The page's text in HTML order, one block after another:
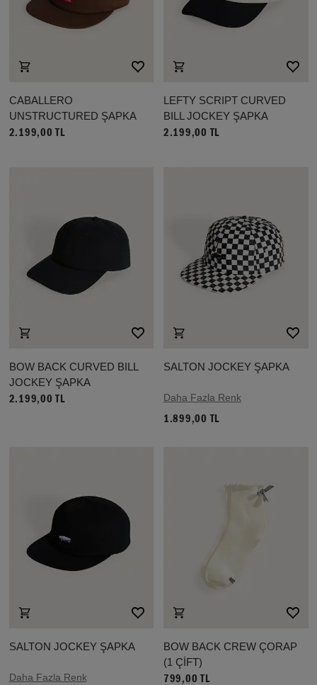
CABALLERO
UNSTRUCTURED ŞAPKA
2.199,00 TL
LEFTY SCRIPT CURVED
BILL JOCKEY ŞAPKA
2.199,00 TL
BOW BACK CURVED BILL
JOCKEY ŞAPKA
2.199,00 TL
SALTON JOCKEY ŞAPKA
Daha Fazla Renk
1.899,00 TL
SALTON JOCKEY ŞAPKA
Daha Fazla Renk
BOW BACK CREW ÇORAP
(1 ÇİFT)
799,00 TL